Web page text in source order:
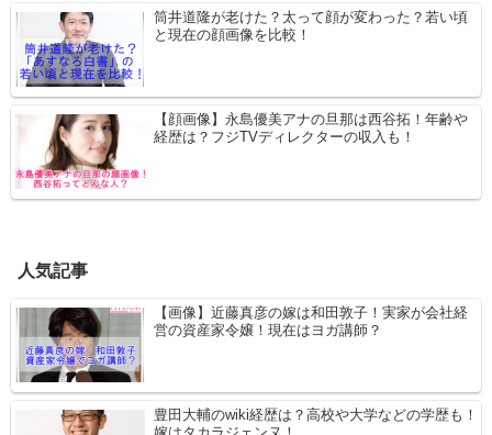
筒井道隆が老けた？太って顔が変わった？若い頃
と現在の顔画像を比較！
【顔画像】永島優美アナの旦那は西谷拓！年齢や
経歴は？フジTVディレクターの収入も！
人気記事
【画像】近藤真彦の嫁は和田敦子！実家が会社経
営の資産家令嬢！現在はヨガ講師？
豊田大輔のwiki経歴は？高校や大学などの学歴も！